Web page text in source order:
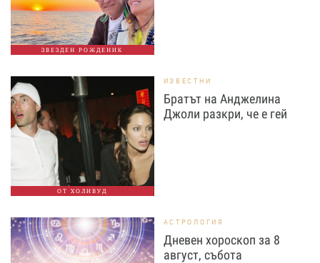
ЗВЕЗДЕН РОЖДЕНИК
ОТ ХОЛИВУД
ИЗВЕСТНИ
Братът на Анджелина
Джоли разкри, че е гей
АСТРОЛОГИЯ
Дневен хороскоп за 8
август, събота